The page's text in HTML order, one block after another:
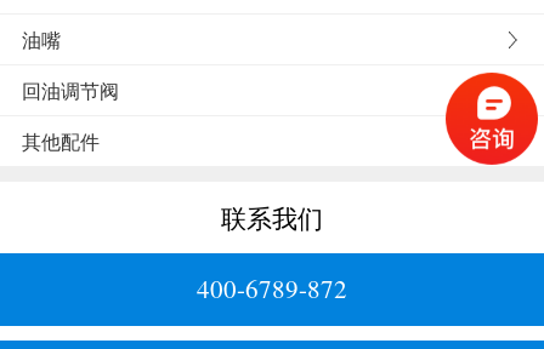
油嘴
回油调节阀
其他配件
联系我们
400-6789-872